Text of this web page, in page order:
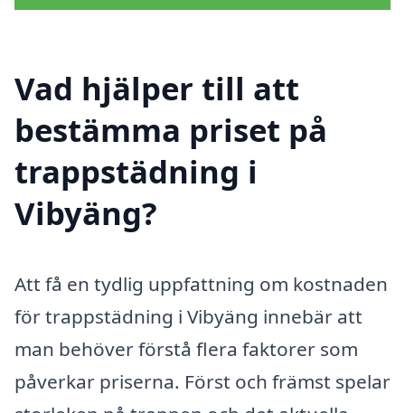
Vad hjälper till att
bestämma priset på
trappstädning i
Vibyäng?
Att få en tydlig uppfattning om kostnaden
för trappstädning i Vibyäng innebär att
man behöver förstå flera faktorer som
påverkar priserna. Först och främst spelar